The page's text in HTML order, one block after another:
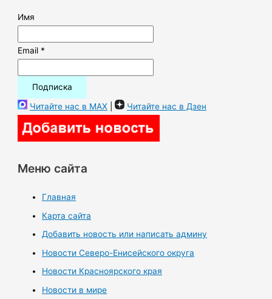
Имя
Email *
Читайте нас в MAX | Читайте нас в Дзен
Меню сайта
Главная
Карта сайта
Добавить новость или написать админу
Новости Северо-Енисейского округа
Новости Красноярского края
Новости в мире